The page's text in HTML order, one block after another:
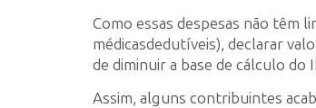
Como essas despesas não têm
médicasdedutíveis), declarar
de diminuir a base de cálculo do
Assim, alguns contribuintes